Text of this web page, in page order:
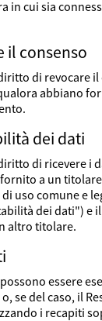
in cui sia
il consenso
di revocare
abbiano
dei dati
di ricevere i
a un
uso comune e
dei dati") e
altro titolare.
essere
se del caso, il
i recapiti